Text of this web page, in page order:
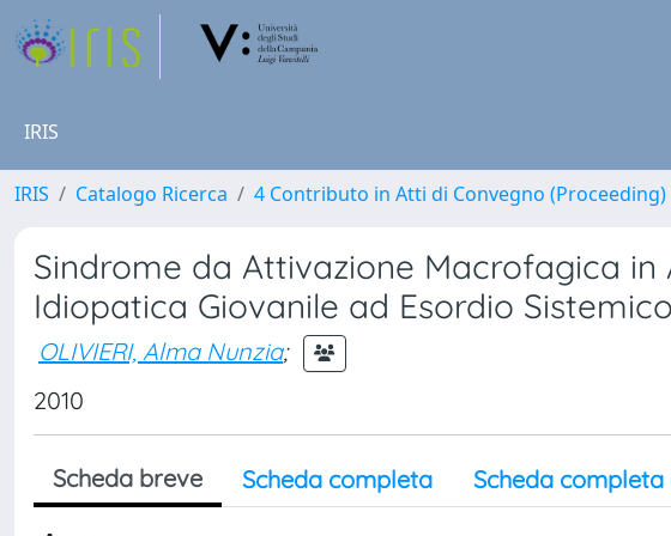
IRIS
IRIS Catalogo Ricerca 4 Contributo in Atti di Convegno (Proceeding)
Sindrome da Attivazione Macrofagica
Idiopatica Giovanile ad Esordio Sistemico
OLIVIERI, Alma Nunzia;
2010
Scheda breve Scheda completa Scheda completa